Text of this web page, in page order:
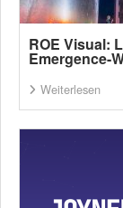
ROE Visual:
Emergence-
Weiterlesen